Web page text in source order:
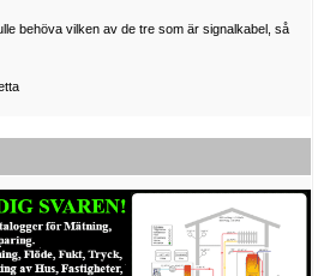
behöva vilken av de tre som är signalkabel, så